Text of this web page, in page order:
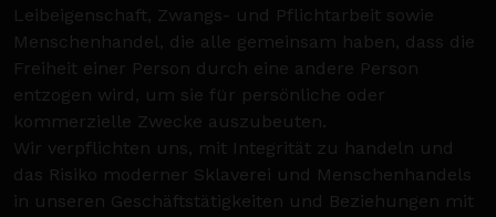
Leibeigenschaft, Zwangs- und Pflichtarbeit sowie
Menschenhandel, die alle gemeinsam haben, dass die
Freiheit einer Person durch eine andere Person
entzogen wird, um sie für persönliche oder
kommerzielle Zwecke auszubeuten.
Wir verpflichten uns, mit Integrität zu handeln und
das Risiko moderner Sklaverei und Menschenhandels
in unseren Geschäftstätigkeiten und Beziehungen mit